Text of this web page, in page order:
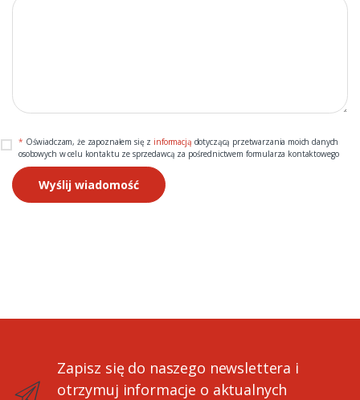
* Oświadczam, że zapoznałem się z informacją dotyczącą przetwarzania moich danych
osobowych w celu kontaktu ze sprzedawcą za pośrednictwem formularza kontaktowego
Wyślij wiadomość
Zapisz się do naszego newslettera i
otrzymuj informacje o aktualnych